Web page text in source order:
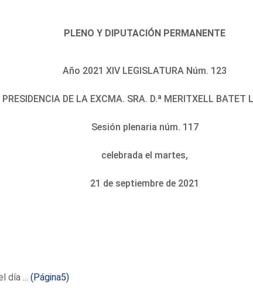
PLENO Y DIPUTACIÓN PERMANENTE
Año 2021 XIV LEGISLATURA Núm. 123
PRESIDENCIA DE LA EXCMA. SRA. D.ª MERITXELL BATET
Sesión plenaria núm. 117
celebrada el martes,
21 de septiembre de 2021
día ... (Página5)